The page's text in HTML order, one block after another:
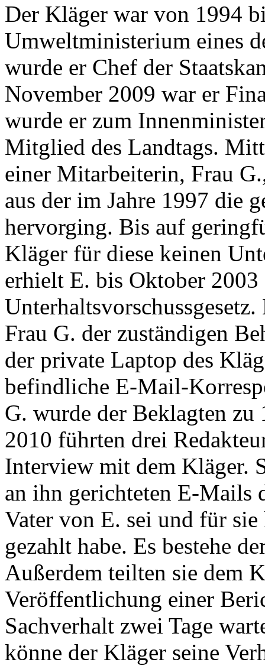
Der Kläger war von 1994
Umweltministerium eines
wurde er Chef der
November 2009 war er
wurde er zum
Mitglied des Landtags.
einer Mitarbeiterin, Frau
aus der im Jahre 1997 die
hervorging. Bis auf
Kläger für diese keinen
erhielt E. bis Oktober
Frau G. der zuständigen
der private Laptop des
befindliche E-Mail-
G. wurde der Beklagten
2010 führten drei
Interview mit dem Kläger.
an ihn gerichteten E-Mails
Vater von E. sei und für
gezahlt habe. Es bestehe
Außerdem teilten sie dem
Veröffentlichung einer
Sachverhalt zwei Tage
könne der Kläger seine